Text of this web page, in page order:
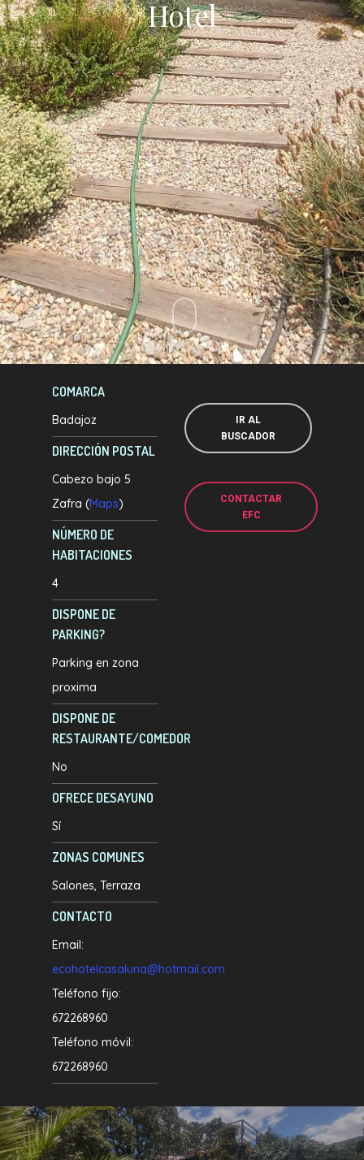
Hotel
COMARCA
Badajoz
DIRECCIÓN POSTAL
Cabezo bajo 5
Zafra (Maps)
NÚMERO DE
HABITACIONES
4
DISPONE DE
PARKING?
Parking en zona
proxima
DISPONE DE
RESTAURANTE/COMEDOR
No
OFRECE DESAYUNO
Sí
ZONAS COMUNES
Salones Terraza
CONTACTO
Email:
ecohotelcasaluna@hotmail.com
Teléfono fijo:
672268960
Teléfono móvil:
672268960
IR AL
BUSCADOR
CONTACTAR
EFC